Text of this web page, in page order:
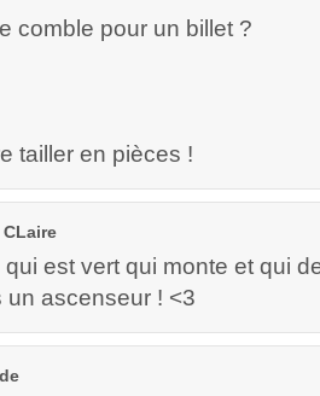
comble pour un billet ?
tailler en pièces !
CLaire
qui est vert qui monte et qui
un ascenseur ! <3